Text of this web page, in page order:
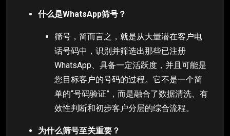
什么是WhatsApp筛号？
筛号，简而言之，就是从大量潜在客户电
话号码中，识别并筛选出那些已注册
WhatsApp、具备一定活跃度，并且可能是
您目标客户的号码的过程。它不是一个简
单的“号码验证”，而是融合了数据清洗、有
效性判断和初步客户分层的综合流程。
为什么筛号至关重要？